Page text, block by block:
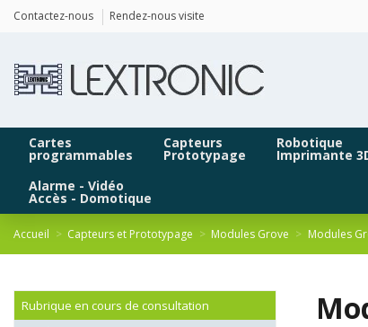
Contactez-nous Rendez-nous visite
Cartes
programmables
Capteurs
Prototypage
Robotique
Imprimante
Alarme - Vidéo
Accès - Domotique
Accueil Capteurs et Prototypage Modules Grove Modules
Rubrique en cours de consultation
Panneau de gestion des cookies